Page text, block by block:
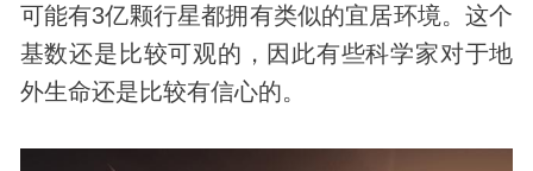
可能有3亿颗行星都拥有类似的宜居环境。这个
基数还是比较可观的，因此有些科学家对于地
外生命还是比较有信心的。